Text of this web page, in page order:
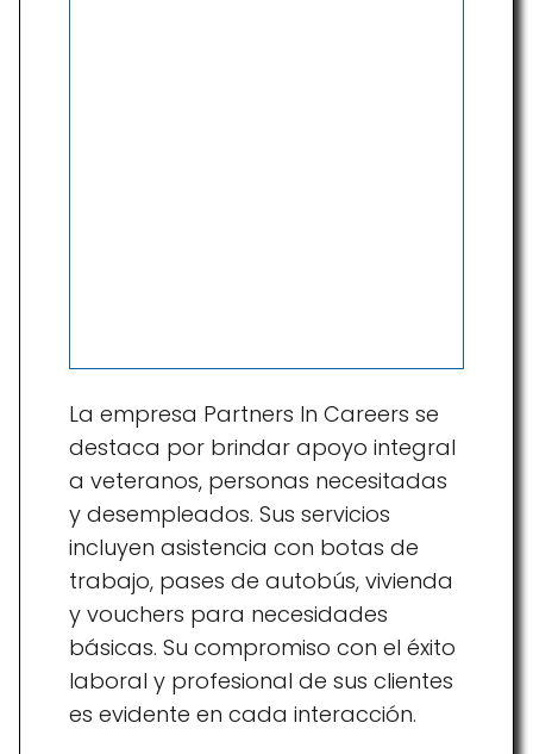
La empresa Partners In Careers se
destaca por brindar apoyo integral
a veteranos, personas necesitadas
y desempleados. Sus servicios
incluyen asistencia con botas de
trabajo, pases de autobús, vivienda
y vouchers para necesidades
básicas. Su compromiso con el éxito
laboral y profesional de sus clientes
es evidente en cada interacción.